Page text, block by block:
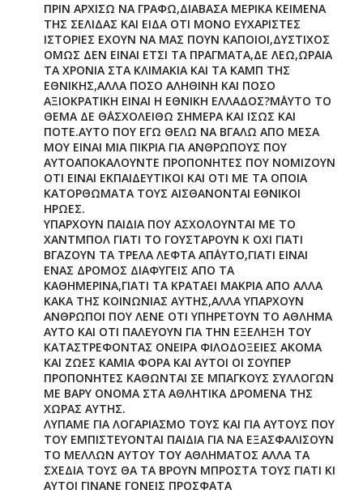
ΠΡΙΝ ΑΡΧΙΣΩ ΝΑ ΓΡΑΦΩ,ΔΙΑΒΑΣΑ ΜΕΡΙΚΑ ΚΕΙΜΕΝΑ
ΤΗΣ ΣΕΛΙΔΑΣ ΚΑΙ ΕΙΔΑ ΟΤΙ ΜΟΝΟ ΕΥΧΑΡΙΣΤΕΣ
ΙΣΤΟΡΙΕΣ ΕΧΟΥΝ ΝΑ ΜΑΣ ΠΟΥΝ ΚΑΠΟΙΟΙ,ΔΥΣΤΙΧΟΣ
ΟΜΩΣ ΔΕΝ ΕΙΝΑΙ ΕΤΣΙ ΤΑ ΠΡΑΓΜΑΤΑ,ΔΕ ΛΕΩ,ΩΡΑΙΑ
ΤΑ ΧΡΟΝΙΑ ΣΤΑ ΚΛΙΜΑΚΙΑ ΚΑΙ ΤΑ ΚΑΜΠ ΤΗΣ
ΕΘΝΙΚΗΣ,ΑΛΛΑ ΠΟΣΟ ΑΛΗΘΙΝΗ ΚΑΙ ΠΟΣΟ
ΑΞΙΟΚΡΑΤΙΚΗ ΕΙΝΑΙ Η ΕΘΝΙΚΗ ΕΛΛΑΔΟΣ?Μ΄ΑΥΤΟ ΤΟ
ΘΕΜΑ ΔΕ Θ΄ΑΣΧΟΛΕΙΘΩ ΣΗΜΕΡΑ ΚΑΙ ΙΣΩΣ ΚΑΙ
ΠΟΤΕ.ΑΥΤΟ ΠΟΥ ΕΓΩ ΘΕΛΩ ΝΑ ΒΓΑΛΩ ΑΠΟ ΜΕΣΑ
ΜΟΥ ΕΙΝΑΙ ΜΙΑ ΠΙΚΡΙΑ ΓΙΑ ΑΝΘΡΩΠΟΥΣ ΠΟΥ
ΑΥΤΟΑΠΟΚΑΛΟΥΝΤΕ ΠΡΟΠΟΝΗΤΕΣ ΠΟΥ ΝΟΜΙΖΟΥΝ
ΟΤΙ ΕΙΝΑΙ ΕΚΠΑΙΔΕΥΤΙΚΟΙ ΚΑΙ ΟΤΙ ΜΕ ΤΑ ΟΠΟΙΑ
ΚΑΤΟΡΘΩΜΑΤΑ ΤΟΥΣ ΑΙΣΘΑΝΟΝΤΑΙ ΕΘΝΙΚΟΙ
ΗΡΩΕΣ.
ΥΠΑΡΧΟΥΝ ΠΑΙΔΙΑ ΠΟΥ ΑΣΧΟΛΟΥΝΤΑΙ ΜΕ ΤΟ
ΧΑΝΤΜΠΟΛ ΓΙΑΤΙ ΤΟ ΓΟΥΣΤΑΡΟΥΝ Κ ΟΧΙ ΓΙΑΤΙ
ΒΓΑΖΟΥΝ ΤΑ ΤΡΕΛΑ ΛΕΦΤΑ ΑΠ΄ΑΥΤΟ,ΓΙΑΤΙ ΕΙΝΑΙ
ΕΝΑΣ ΔΡΟΜΟΣ ΔΙΑΦΥΓΕΙΣ ΑΠΟ ΤΑ
ΚΑΘΗΜΕΡΙΝΑ,ΓΙΑΤΙ ΤΑ ΚΡΑΤΑΕΙ ΜΑΚΡΙΑ ΑΠΟ ΑΛΛΑ
ΚΑΚΑ ΤΗΣ ΚΟΙΝΩΝΙΑΣ ΑΥΤΗΣ,ΑΛΛΑ ΥΠΑΡΧΟΥΝ
ΑΝΘΡΩΠΟΙ ΠΟΥ ΛΕΝΕ ΟΤΙ ΥΠΗΡΕΤΟΥΝ ΤΟ ΑΘΛΗΜΑ
ΑΥΤΟ ΚΑΙ ΟΤΙ ΠΑΛΕΥΟΥΝ ΓΙΑ ΤΗΝ ΕΞΕΛΗΞΗ ΤΟΥ
ΚΑΤΑΣΤΡΕΦΟΝΤΑΣ ΟΝΕΙΡΑ ΦΙΛΟΔΟΞΕΙΕΣ ΑΚΟΜΑ
ΚΑΙ ΖΩΕΣ ΚΑΜΙΑ ΦΟΡΑ ΚΑΙ ΑΥΤΟΙ ΟΙ ΣΟΥΠΕΡ
ΠΡΟΠΟΝΗΤΕΣ ΚΑΘΩΝΤΑΙ ΣΕ ΜΠΑΓΚΟΥΣ ΣΥΛΛΟΓΩΝ
ΜΕ ΒΑΡΥ ΟΝΟΜΑ ΣΤΑ ΑΘΛΗΤΙΚΑ ΔΡΟΜΕΝΑ ΤΗΣ
ΧΩΡΑΣ ΑΥΤΗΣ.
ΛΥΠΑΜΕ ΓΙΑ ΛΟΓΑΡΙΑΣΜΟ ΤΟΥΣ ΚΑΙ ΓΙΑ ΑΥΤΟΥΣ ΠΟΥ
ΤΟΥ ΕΜΠΙΣΤΕΥΟΝΤΑΙ ΠΑΙΔΙΑ ΓΙΑ ΝΑ ΕΞΑΣΦΑΛΙΣΟΥΝ
ΤΟ ΜΕΛΛΩΝ ΑΥΤΟΥ ΤΟΥ ΑΘΛΗΜΑΤΟΣ ΑΛΛΑ ΤΑ
ΣΧΕΔΙΑ ΤΟΥΣ ΘΑ ΤΑ ΒΡΟΥΝ ΜΠΡΟΣΤΑ ΤΟΥΣ ΓΙΑΤΙ ΚΙ
ΑΥΤΟΙ ΓΙΝΑΝΕ ΓΟΝΕΙΣ ΠΡΟΣΦΑΤΑ